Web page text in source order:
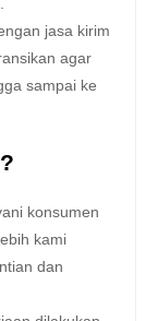
jasa kirim
agar
sampai ke
konsumen
kami
dan